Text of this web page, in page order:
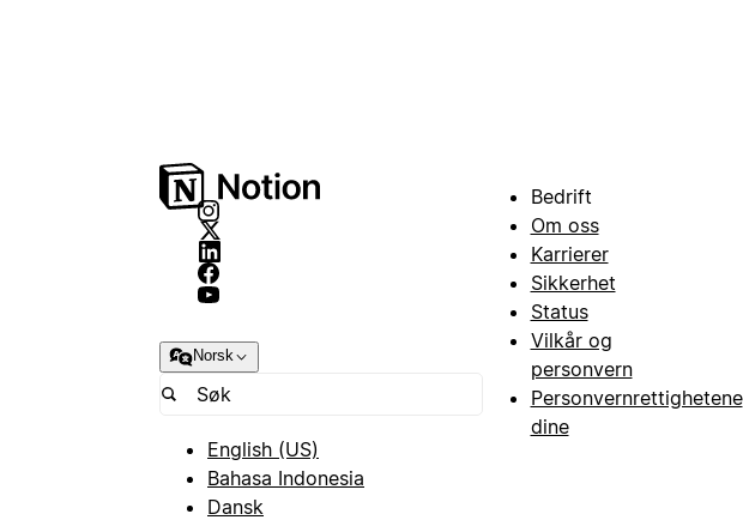
Norsk
English (US)
Bahasa Indonesia
Dansk
Bedrift
Om oss
Karrierer
Sikkerhet
Status
Vilkår og
personvern
Personvernrettighetene
dine